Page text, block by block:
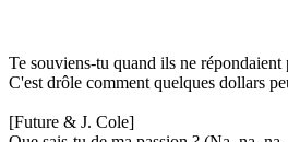
Te souviens-tu quand ils ne répondaient
C'est drôle comment quelques dollars
[Future & J. Cole]